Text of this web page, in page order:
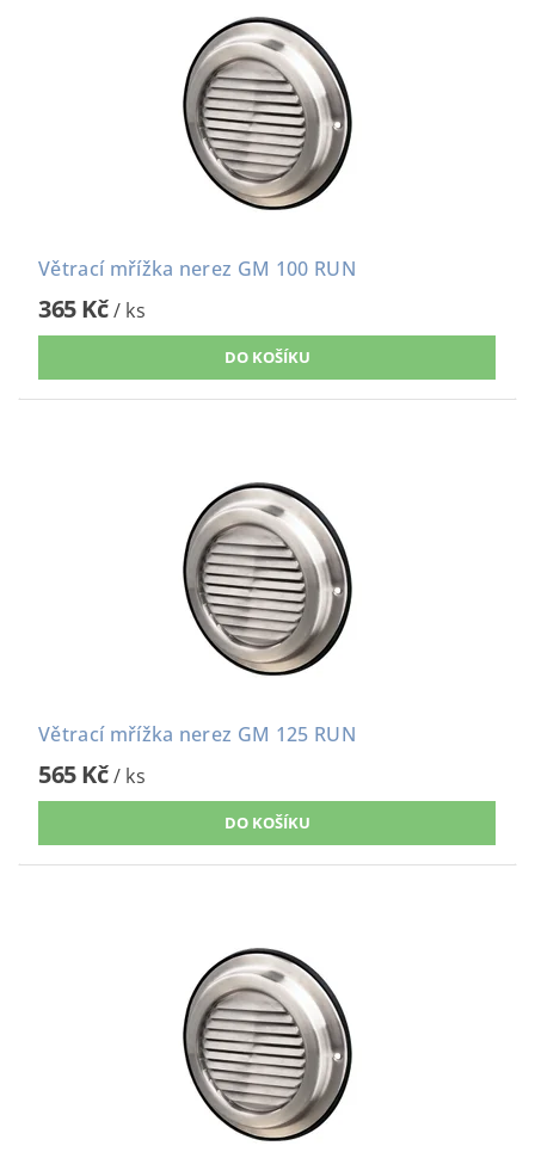
Větrací mřížka nerez GM 100 RUN
365 Kč/ ks
Větrací mřížka nerez GM 125 RUN
565 Kč/ ks